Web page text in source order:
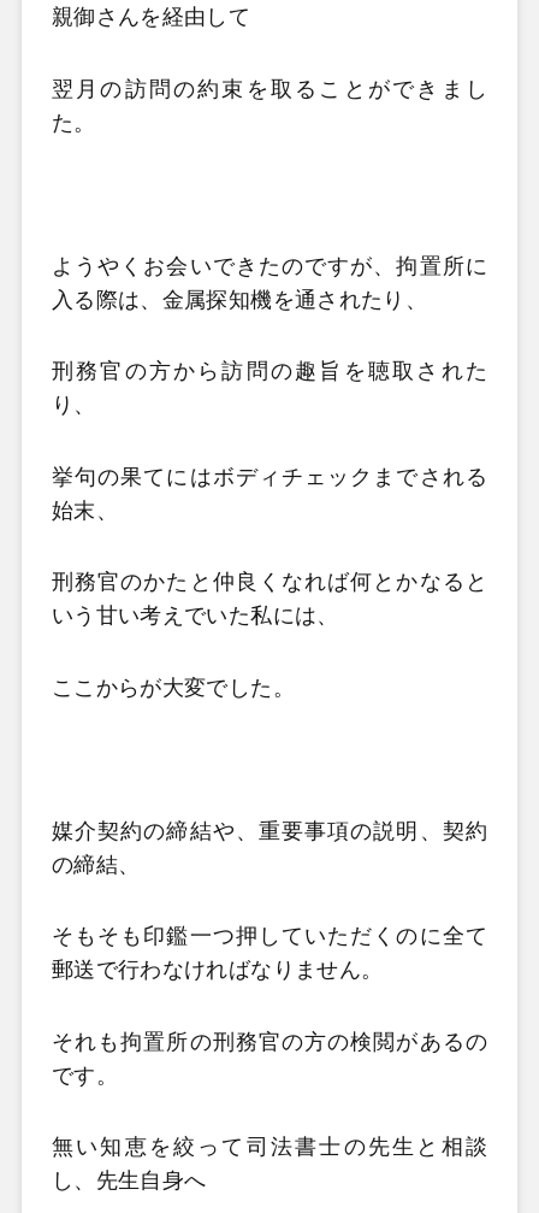
親御さんを経由して
翌月の訪問の約束を取ることができまし
た。
ようやくお会いできたのですが、拘置所に
入る際は、金属探知機を通されたり、
刑務官の方から訪問の趣旨を聴取された
り、
挙句の果てにはボディチェックまでされる
始末、
刑務官のかたと仲良くなれば何とかなると
いう甘い考えでいた私には、
ここからが大変でした。
媒介契約の締結や、重要事項の説明、契約
の締結、
そもそも印鑑一つ押していただくのに全て
郵送で行わなければなりません。
それも拘置所の刑務官の方の検閲があるの
です。
無い知恵を絞って司法書士の先生と相談
し、先生自身へ